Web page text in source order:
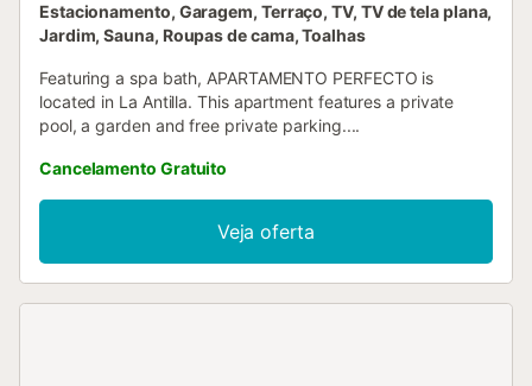
Estacionamento, Garagem, Terraço, TV, TV de tela plana,
Jardim, Sauna, Roupas de cama, Toalhas
Featuring a spa bath, APARTAMENTO PERFECTO is
located in La Antilla. This apartment features a private
pool, a garden and free private parking....
Cancelamento Gratuito
Veja oferta